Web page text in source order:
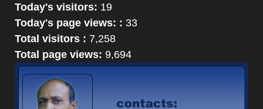
Today's visitors: 19
Today's page views: : 33
Total visitors : 7,258
Total page views: 9,694